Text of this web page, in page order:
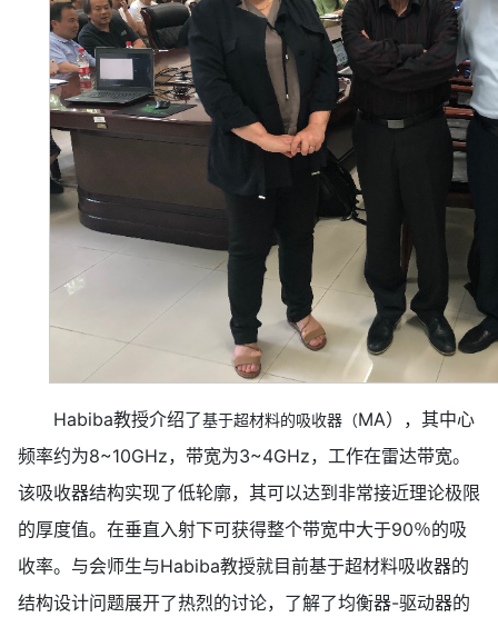
Habiba教授介绍了基于超材料的吸收器 （MA），其中心
频率约为8~10GHz，带宽为3~4GHz，工作在雷达带宽。
该吸收器结构实现了低轮廓，其可以达到非常接近理论极限
的厚度值。在垂直入射下可获得整个带宽中大于90％的吸
收率。与会师生与Habiba教授就目前基于超材料吸收器的
结构设计问题展开了热烈的讨论，了解了均衡器-驱动器的